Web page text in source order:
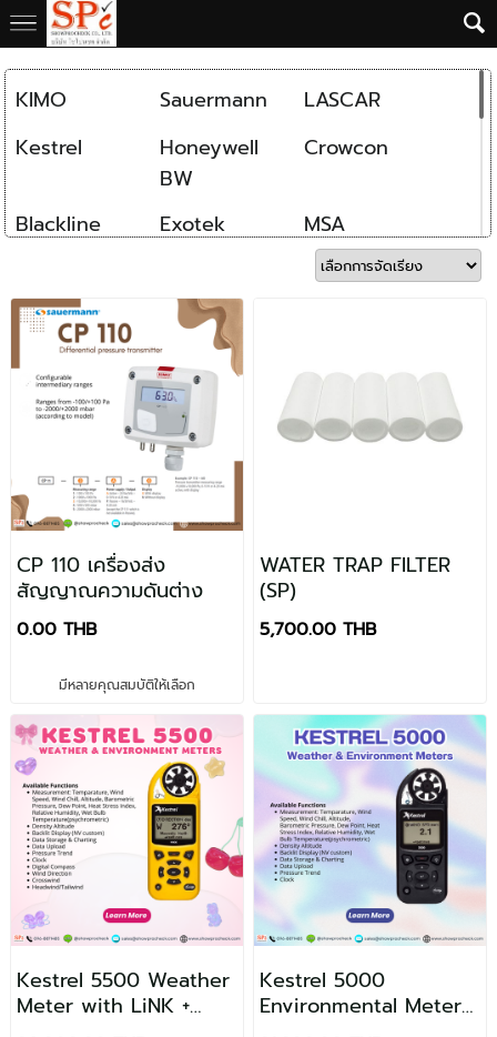
KIMO Sauermann
LASCAR
Kestrel
Honeywell
BW
Crowcon
Blackline
Exotek MSA
Industrial
Scientific
Analox
GMI Rae System
Atago
Delmhorst
tandD
HOBO
AGL
Consultancy
DAVIS
Instruments
i-Button
Horiba
Hanna
CP 110 เครื่องส่ง
สัญญาณความดันต่าง
0.00 THB
มีหลายคุณสมบัติให้เลือก
WATER TRAP FILTER
(SP)
5,700.00 THB
Kestrel 5500 Weather
Meter with LiNK +
Kestrel 5000
Environmental Meter